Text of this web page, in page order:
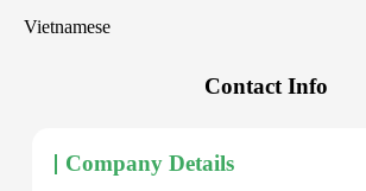
Vietnamese
Contact Info
Company Details